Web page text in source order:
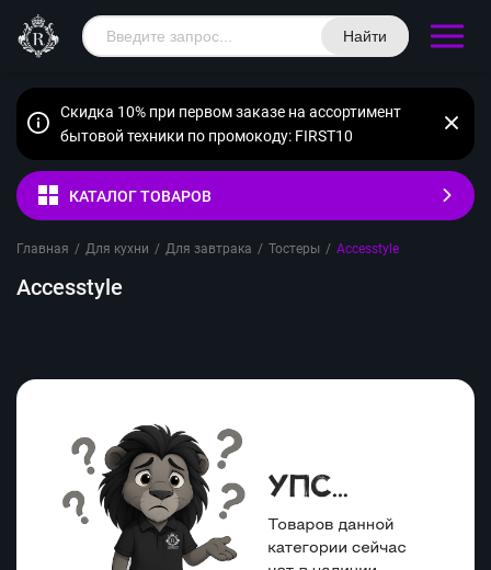
Найти
Скидка 10% при первом заказе на ассортимент
бытовой техники по промокоду: FIRST10
КАТАЛОГ ТОВАРОВ
Главная / Для кухни / Для завтрака / Тостеры / Accesstyle
Accesstyle